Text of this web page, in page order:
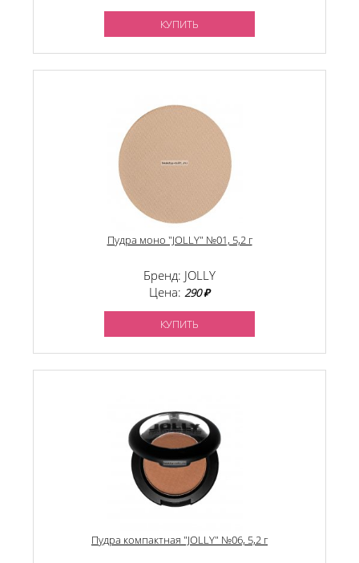
КУПИТЬ
Пудра моно "JOLLY" №01, 5,2 г
Бренд: JOLLY
Цена: 290 ₽
КУПИТЬ
Пудра компактная "JOLLY" №06, 5,2 г